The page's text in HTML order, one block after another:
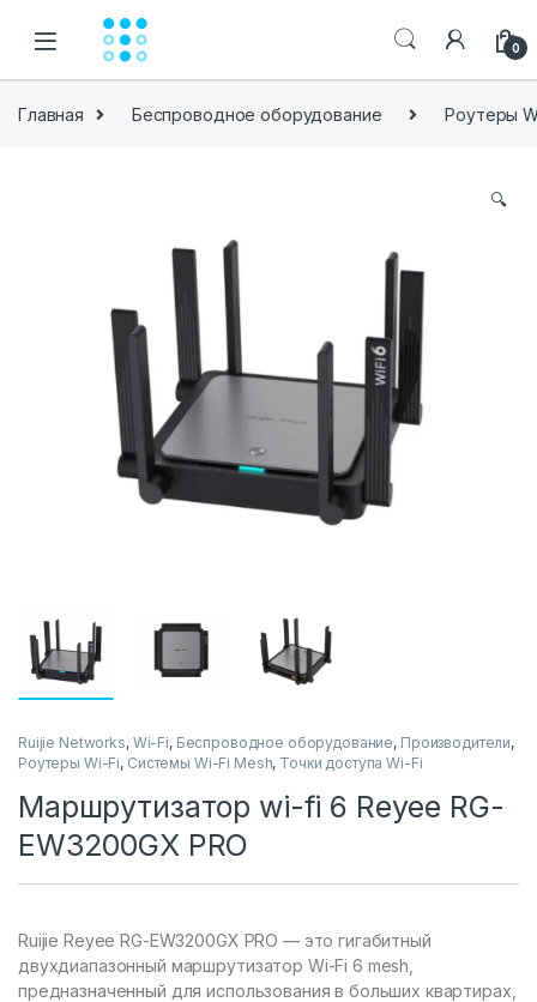
0
Главная Беспроводное оборудование Роутеры
🔍
Ruijie Networks, Wi-Fi, Беспроводное оборудование, Производители,
Роутеры Wi-Fi, Системы Wi-Fi Mesh, Точки доступа Wi-Fi
Маршрутизатор wi-fi 6 Reyee RG-
EW3200GX PRO
Ruijie Reyee RG-EW3200GX PRO — это гигабитный
двухдиапазонный маршрутизатор Wi-Fi 6 mesh,
предназначенный для использования в больших квартирах,